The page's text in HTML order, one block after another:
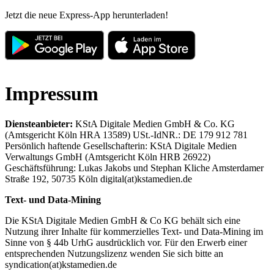
Jetzt die neue Express-App herunterladen!
Impressum